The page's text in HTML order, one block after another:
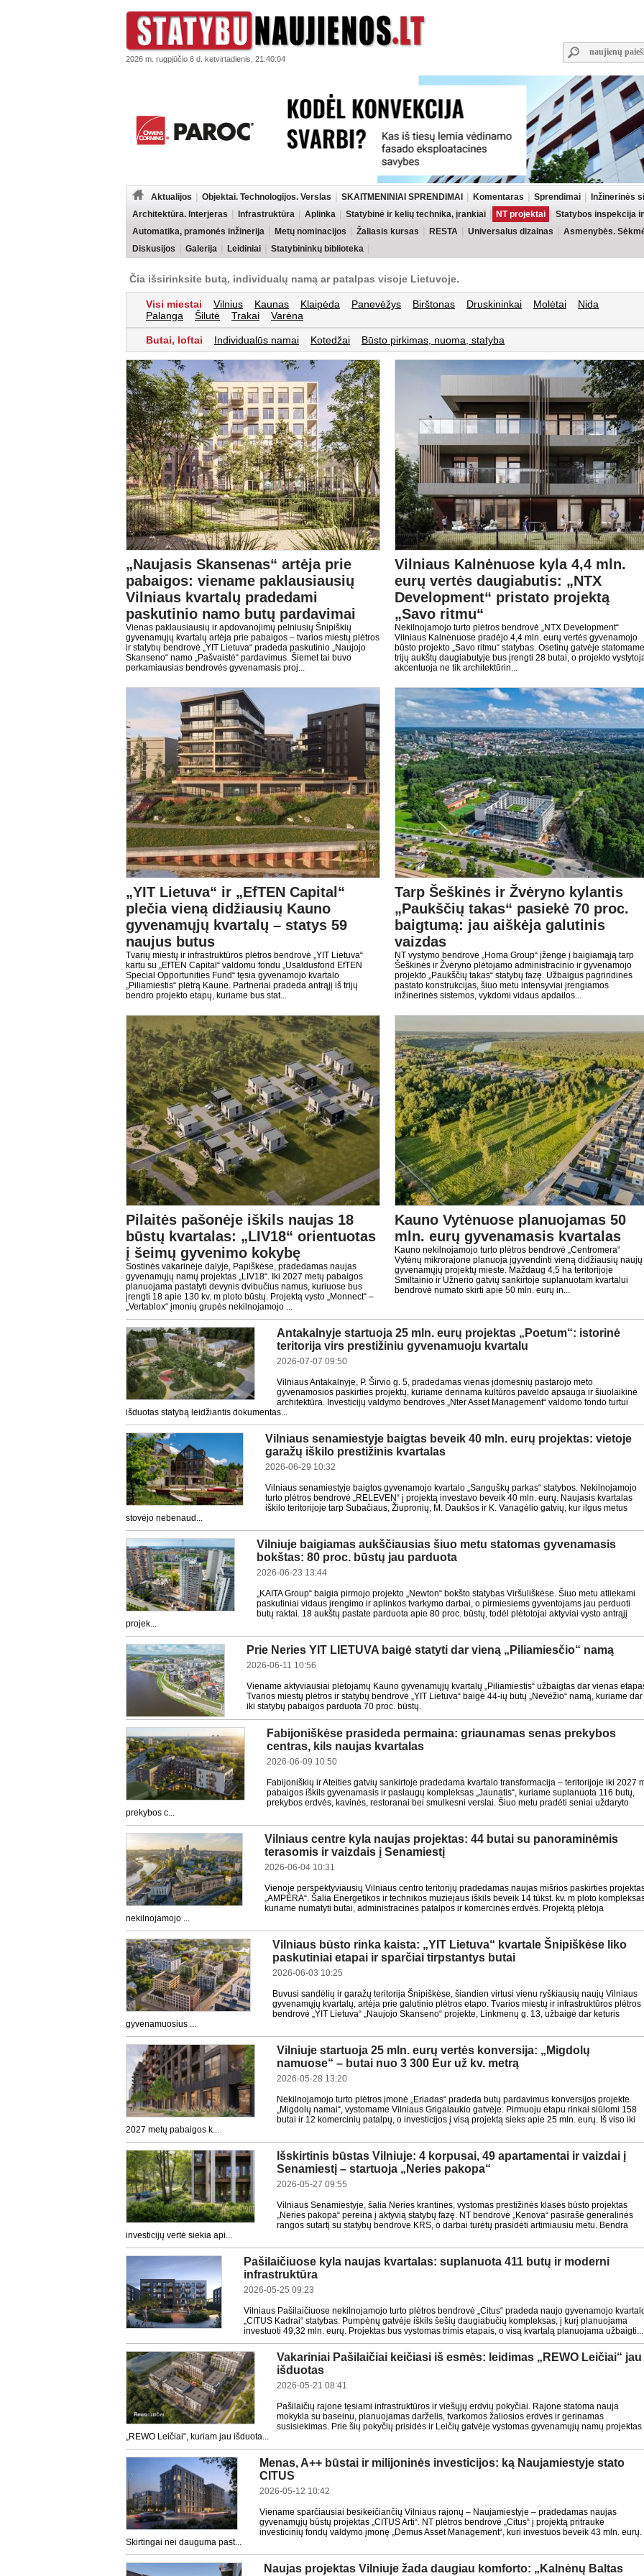
2026 m. rugpjūčio 6 d. ketvirtadienis, 21:40:04
Aktualijos Objektai. Technologijos. Verslas SKAITMENINIAI SPRENDIMAI Komentaras Sprendimai
Inžinerinės
Architektūra. Interjeras
Infrastruktūra Aplinka Statybinė ir kelių technika, įrankiai NT projektai
Statybos inspekcija
Automatika, pramonės inžinerija
Metų nominacijos Žaliasis kursas RESTA Universalus dizainas
Asmenybės.
Diskusijos
Galerija Leidiniai Statybininkų biblioteka
Čia išsirinksite butą, individualų namą ar patalpas visoje Lietuvoje.
Visi miestai Vilnius Kaunas Klaipėda Panevėžys Birštonas Druskininkai Molėtai
Nida
Palanga
Šilutė Trakai Varėna
Butai, loftai Individualūs namai Kotedžai Būsto pirkimas, nuoma, statyba
„Naujasis Skansenas“ artėja prie
pabaigos: viename paklausiausių
Vilniaus kvartalų pradedami
paskutinio namo butų pardavimai
Vienas paklausiausių ir apdovanojimų pelniusių Šnipiškių
gyvenamųjų kvartalų artėja prie pabaigos – tvarios miestų plėtros
ir statybų bendrovė „YIT Lietuva“ pradeda paskutinio „Naujojo
Skanseno“ namo „Pašvaistė“ pardavimus. Šiemet tai buvo
perkamiausias bendrovės gyvenamasis proj...
Vilniaus Kalnėnuose kyla 4,4 mln.
eurų vertės daugiabutis: „NTX
Development“ pristato projektą
„Savo ritmu“
Nekilnojamojo turto plėtros bendrovė „NTX Development“
Vilniaus Kalnėnuose pradėjo 4,4 mln. eurų vertės gyvenamojo
būsto projekto „Savo ritmu“ statybas. Osetinų gatvėje statomame
trijų aukštų daugiabutyje bus įrengti 28 butai, o projekto
akcentuoja ne tik architektūrin...
„YIT Lietuva“ ir „EfTEN Capital“
plečia vieną didžiausių Kauno
gyvenamųjų kvartalų – statys 59
naujus butus
Tvarių miestų ir infrastruktūros plėtros bendrovė „YIT Lietuva“
kartu su „EfTEN Capital“ valdomu fondu „Usaldusfond EfTEN
Special Opportunities Fund“ tęsia gyvenamojo kvartalo
„Piliamiestis“ plėtrą Kaune. Partneriai pradeda antrąjį iš trijų
bendro projekto etapų, kuriame bus stat...
Tarp Šeškinės ir Žvėryno kylantis
„Paukščių takas“ pasiekė 70 proc.
baigtumą: jau aiškėja galutinis
vaizdas
NT vystymo bendrovė „Homa Group“ įžengė į baigiamąją tarp
Šeškinės ir Žvėryno plėtojamo administracinio ir gyvenamojo
projekto „Paukščių takas“ statybų fazę. Užbaigus pagrindines
pastato konstrukcijas, šiuo metu intensyviai įrengiamos
inžinerinės sistemos, vykdomi vidaus apdailos...
Pilaitės pašonėje iškils naujas 18
būstų kvartalas: „LIV18“ orientuotas
į šeimų gyvenimo kokybę
Sostinės vakarinėje dalyje, Papiškėse, pradedamas naujas
gyvenamųjų namų projektas „LIV18“. Iki 2027 metų pabaigos
planuojama pastatyti devynis dvibučius namus, kuriuose bus
įrengti 18 apie 130 kv. m ploto būstų. Projektą vysto „Monnect“ –
„Vertablox“ įmonių grupės nekilnojamojo ...
Kauno Vytėnuose planuojamas 50
mln. eurų gyvenamasis kvartalas
Kauno nekilnojamojo turto plėtros bendrovė „Centromera“
Vytėnų mikrorajone planuoja įgyvendinti vieną didžiausių naujų
gyvenamųjų projektų mieste. Maždaug 4,5 ha teritorijoje
Smiltainio ir Užnerio gatvių sankirtoje suplanuotam kvartalui
bendrovė numato skirti apie 50 mln. eurų in...
Antakalnyje startuoja 25 mln. eurų projektas „Poetum“: istorinė
teritorija virs prestižiniu gyvenamuoju kvartalu
2026-07-07 09:50
Vilniaus Antakalnyje, P. Širvio g. 5, pradedamas vienas įdomesnių pastarojo meto
gyvenamosios paskirties projektų, kuriame derinama kultūros paveldo apsauga ir šiuolaikinė
architektūra. Investicijų valdymo bendrovės „Nter Asset Management“ valdomo fondo turtui
išduotas statybą leidžiantis dokumentas...
Vilniaus senamiestyje baigtas beveik 40 mln. eurų projektas: vietoje
garažų iškilo prestižinis kvartalas
2026-06-29 10:32
Vilniaus senamiestyje baigtos gyvenamojo kvartalo „Sanguškų parkas“ statybos. Nekilnojamojo
turto plėtros bendrovė „RELEVEN“ į projektą investavo beveik 40 mln. eurų. Naujasis kvartalas
iškilo teritorijoje tarp Subačiaus, Žiupronių, M. Daukšos ir K. Vanagėlio gatvių, kur ilgus metus
stovėjo nebenaud...
Vilniuje baigiamas aukščiausias šiuo metu statomas gyvenamasis
bokštas: 80 proc. būstų jau parduota
2026-06-23 13:44
„KAITA Group“ baigia pirmojo projekto „Newton“ bokšto statybas Viršuliškėse. Šiuo metu atliekami
paskutiniai vidaus įrengimo ir aplinkos tvarkymo darbai, o pirmiesiems gyventojams jau perduoti
butų raktai. 18 aukštų pastate parduota apie 80 proc. būstų, todėl plėtotojai aktyviai vysto antrąjį
projek...
Prie Neries YIT LIETUVA baigė statyti dar vieną „Piliamiesčio“ namą
2026-06-11 10:56
Viename aktyviausiai plėtojamų Kauno gyvenamųjų kvartalų „Piliamiestis“ užbaigtas dar vienas
Tvarios miestų plėtros ir statybų bendrovė „YIT Lietuva“ baigė 44-ių butų „Nevėžio“ namą, kuriame dar
iki statybų pabaigos parduota 70 proc. būstų.
Fabijoniškėse prasideda permaina: griaunamas senas prekybos
centras, kils naujas kvartalas
2026-06-09 10:50
Fabijoniškių ir Ateities gatvių sankirtoje pradedama kvartalo transformacija – teritorijoje iki 2027
pabaigos iškils gyvenamasis ir paslaugų kompleksas „Jaunatis“, kuriame suplanuota 116 butų,
prekybos erdvės, kavinės, restoranai bei smulkesni verslai. Šiuo metu pradėti seniai uždaryto
prekybos c...
Vilniaus centre kyla naujas projektas: 44 butai su panoraminėmis
terasomis ir vaizdais į Senamiestį
2026-06-04 10:31
Vienoje perspektyviausių Vilniaus centro teritorijų pradedamas naujas mišrios paskirties
„AMPÉRA“. Šalia Energetikos ir technikos muziejaus iškils beveik 14 tūkst. kv. m ploto
kuriame numatyti butai, administracinės patalpos ir komercinės erdvės. Projektą plėtoja
nekilnojamojo ...
Vilniaus būsto rinka kaista: „YIT Lietuva“ kvartale Šnipiškėse liko
paskutiniai etapai ir sparčiai tirpstantys butai
2026-06-03 10:25
Buvusi sandėlių ir garažų teritorija Šnipiškėse, šiandien virtusi vienu ryškiausių naujų Vilniaus
gyvenamųjų kvartalų, artėja prie galutinio plėtros etapo. Tvarios miestų ir infrastruktūros plėtros
bendrovė „YIT Lietuva“ „Naujojo Skanseno“ projekte, Linkmenų g. 13, užbaigė dar keturis
gyvenamuosius ...
Vilniuje startuoja 25 mln. eurų vertės konversija: „Migdolų
namuose“ – butai nuo 3 300 Eur už kv. metrą
2026-05-28 13:20
Nekilnojamojo turto plėtros įmonė „Eriadas“ pradeda butų pardavimus konversijos projekte
„Migdolų namai“, vystomame Vilniaus Grigalaukio gatvėje. Pirmuoju etapu rinkai siūlomi 158
butai ir 12 komercinių patalpų, o investicijos į visą projektą sieks apie 25 mln. eurų. Iš viso iki
2027 metų pabaigos k...
Išskirtinis būstas Vilniuje: 4 korpusai, 49 apartamentai ir vaizdai į
Senamiestį – startuoja „Neries pakopa“
2026-05-27 09:55
Vilniaus Senamiestyje, šalia Neries krantinės, vystomas prestižinės klasės būsto projektas
„Neries pakopa“ pereina į aktyvią statybų fazę. NT bendrovė „Kenova“ pasirašė generalinės
rangos sutartį su statybų bendrove KRS, o darbai turėtų prasidėti artimiausiu metu. Bendra
investicijų vertė siekia api...
Pašilaičiuose kyla naujas kvartalas: suplanuota 411 butų ir moderni
infrastruktūra
2026-05-25 09:23
Vilniaus Pašilaičiuose nekilnojamojo turto plėtros bendrovė „Citus“ pradeda naujo gyvenamojo
„CITUS Kadrai“ statybas. Pumpėnų gatvėje iškils šešių daugiabučių kompleksas, į kurį planuojama
investuoti 49,32 mln. eurų. Projektas bus vystomas trimis etapais, o visą kvartalą planuojama užbaigti...
Vakariniai Pašilaičiai keičiasi iš esmės: leidimas „REWO Leičiai“ jau
išduotas
2026-05-21 08:41
Pašilaičių rajone tęsiami infrastruktūros ir viešųjų erdvių pokyčiai. Rajone statoma nauja
mokykla su baseinu, planuojamas darželis, tvarkomos žaliosios erdvės ir gerinamas
susisiekimas. Prie šių pokyčių prisidės ir Leičių gatvėje vystomas gyvenamųjų namų projektas
„REWO Leičiai“, kuriam jau išduota...
Menas, A++ būstai ir milijoninės investicijos: ką Naujamiestyje stato
CITUS
2026-05-12 10:42
Viename sparčiausiai besikeičiančių Vilniaus rajonų – Naujamiestyje – pradedamas naujas
gyvenamųjų būstų projektas „CITUS Arti“. NT plėtros bendrovė „Citus“ į projektą pritraukė
investicinių fondų valdymo įmonę „Demus Asset Management“, kuri investuos beveik 43 mln. eurų.
Skirtingai nei dauguma past...
Naujas projektas Vilniuje žada daugiau komforto: „Kalnėnų Baltas